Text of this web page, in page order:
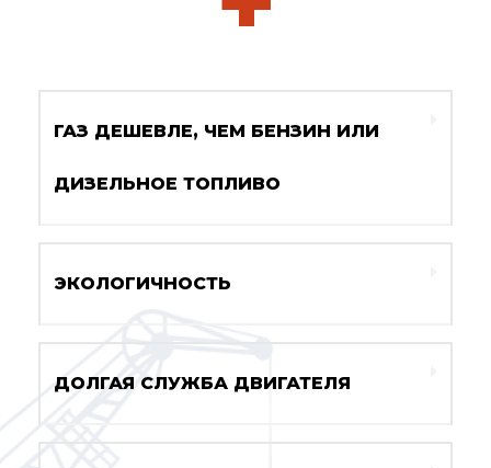
ГАЗ ДЕШЕВЛЕ, ЧЕМ БЕНЗИН ИЛИ
ДИЗЕЛЬНОЕ ТОПЛИВО
ЭКОЛОГИЧНОСТЬ
ДОЛГАЯ СЛУЖБА ДВИГАТЕЛЯ